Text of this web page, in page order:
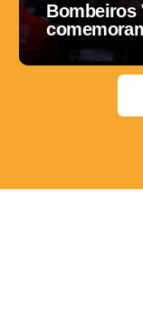
Bombeiros